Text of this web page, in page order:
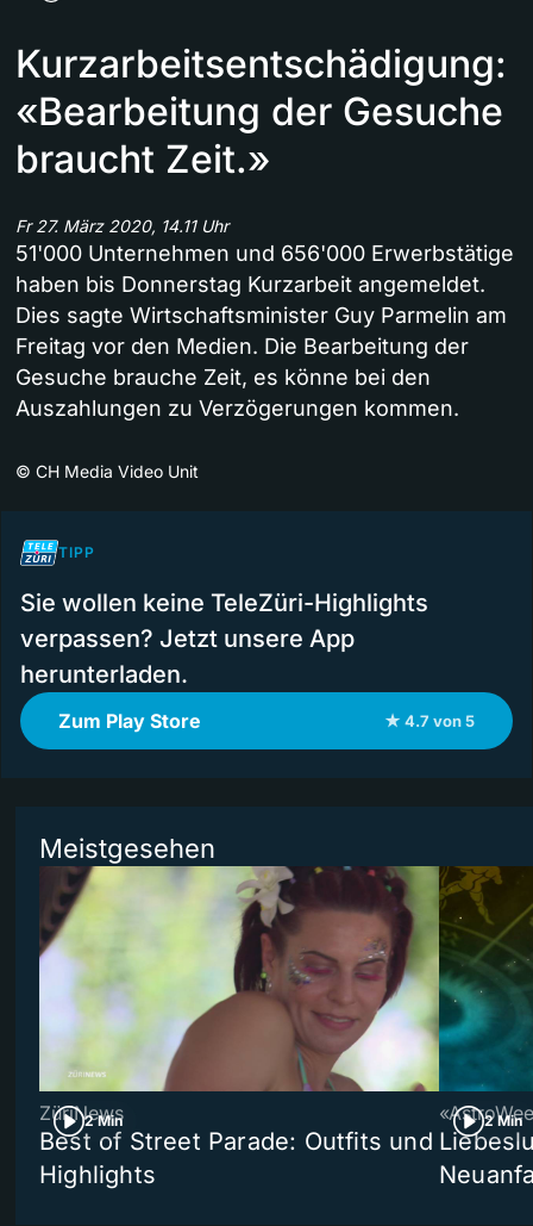
Kurzarbeitsentschädigung:
«Bearbeitung der Gesuche
braucht Zeit.»
Fr 27. März 2020, 14.11 Uhr
51'000 Unternehmen und 656'000 Erwerbstätige
haben bis Donnerstag Kurzarbeit angemeldet.
Dies sagte Wirtschaftsminister Guy Parmelin am
Freitag vor den Medien. Die Bearbeitung der
Gesuche brauche Zeit, es könne bei den
Auszahlungen zu Verzögerungen kommen.
© CH Media Video Unit
TIPP
Sie wollen keine TeleZüri-Highlights
verpassen? Jetzt unsere App
herunterladen.
Zum Play Store ★ 4.7 von 5
Meistgesehen
2 Min
ZüriNews
Best of Street Parade: Outfits und
Highlights
2 Min